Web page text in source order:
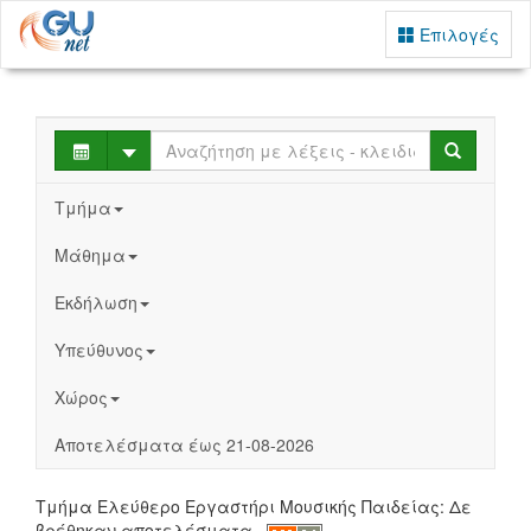
Επιλογές
Select Search
Τμήμα
Μάθημα
Εκδήλωση
Υπεύθυνος
Χώρος
Αποτελέσματα έως 21-08-2026
Τμήμα Ελεύθερο Εργαστήρι Μουσικής Παιδείας: Δε